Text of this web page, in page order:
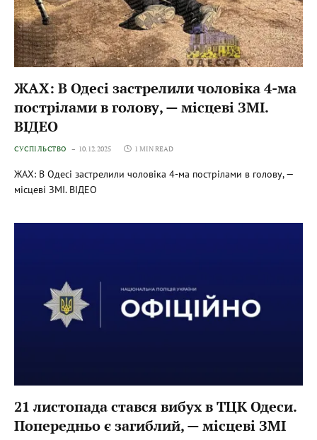
ЖАХ: В Одесі застрелили чоловіка 4-ма
пострілами в голову, — місцеві ЗМІ.
ВІДЕО
СУСПІЛЬСТВО 10.12.2025 1 MIN READ
ЖАХ: В Одесі застрелили чоловіка 4-ма пострілами в голову, —
місцеві ЗМІ. ВІДЕО
21 листопада стався вибух в ТЦК Одеси.
Попередньо є загиблий, — місцеві ЗМІ